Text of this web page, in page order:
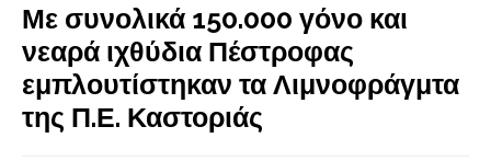
Με συνολικά 150.000 γόνο και
νεαρά ιχθύδια Πέστροφας
εμπλουτίστηκαν τα Λιμνοφράγμτα
της Π.Ε. Καστοριάς